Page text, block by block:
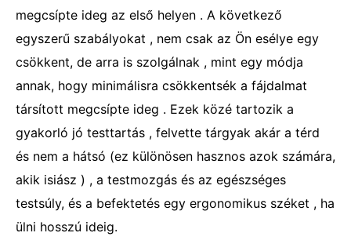
megcsípte ideg az első helyen . A következő
egyszerű szabályokat , nem csak az Ön esélye egy
csökkent, de arra is szolgálnak , mint egy módja
annak, hogy minimálisra csökkentsék a fájdalmat
társított megcsípte ideg . Ezek közé tartozik a
gyakorló jó testtartás , felvette tárgyak akár a térd
és nem a hátsó (ez különösen hasznos azok számára,
akik isiász ) , a testmozgás és az egészséges
testsúly, és a befektetés egy ergonomikus széket , ha
ülni hosszú ideig.